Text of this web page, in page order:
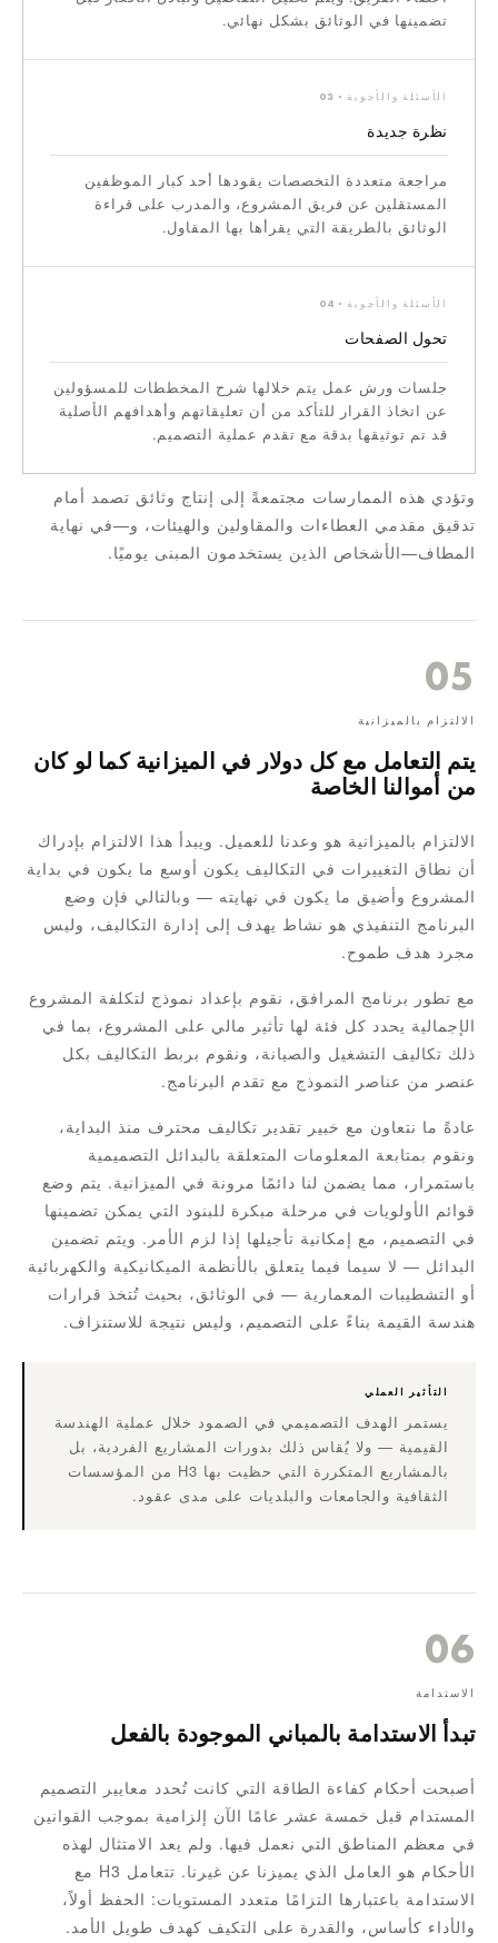
تضمينها في الوثائق بشكل نهائي.
الأسئلة والأجوبة · 03
نظرة جديدة
مراجعة متعددة التخصصات يقودها أحد كبار الموظفين
المستقلين عن فريق المشروع، والمدرب على قراءة
الوثائق بالطريقة التي يقرأها بها المقاول.
الأسئلة والأجوبة · 04
تحول الصفحات
جلسات ورش عمل يتم خلالها شرح المخططات للمسؤولين
عن اتخاذ القرار للتأكد من أن تعليقاتهم وأهدافهم الأصلية
قد تم توثيقها بدقة مع تقدم عملية التصميم.
وتؤدي هذه الممارسات مجتمعةً إلى إنتاج وثائق تصمد أمام
تدقيق مقدمي العطاءات والمقاولين والهيئات، و—في نهاية
المطاف—الأشخاص الذين يستخدمون المبنى يوميًا.
05
الالتزام بالميزانية
يتم التعامل مع كل دولار في الميزانية كما لو كان
من أموالنا الخاصة
الالتزام بالميزانية هو وعدنا للعميل. ويبدأ هذا الالتزام بإدراك
أن نطاق التغييرات في التكاليف يكون أوسع ما يكون في بداية
المشروع وأضيق ما يكون في نهايته — وبالتالي فإن وضع
البرنامج التنفيذي هو نشاط يهدف إلى إدارة التكاليف، وليس
مجرد هدف طموح.
مع تطور برنامج المرافق، نقوم بإعداد نموذج لتكلفة المشروع
الإجمالية يحدد كل فئة لها تأثير مالي على المشروع، بما في
ذلك تكاليف التشغيل والصيانة، ونقوم بربط التكاليف بكل
عنصر من عناصر النموذج مع تقدم البرنامج.
عادةً ما نتعاون مع خبير تقدير تكاليف محترف منذ البداية،
ونقوم بمتابعة المعلومات المتعلقة بالبدائل التصميمية
باستمرار، مما يضمن لنا دائمًا مرونة في الميزانية. يتم وضع
قوائم الأولويات في مرحلة مبكرة للبنود التي يمكن تضمينها
في التصميم، مع إمكانية تأجيلها إذا لزم الأمر. ويتم تضمين
البدائل — لا سيما فيما يتعلق بالأنظمة الميكانيكية والكهربائية
أو التشطيبات المعمارية — في الوثائق، بحيث تُتخذ قرارات
هندسة القيمة بناءً على التصميم، وليس نتيجة للاستنزاف.
التأثير العملي
يستمر الهدف التصميمي في الصمود خلال عملية الهندسة
القيمية — ولا يُقاس ذلك بدورات المشاريع الفردية، بل
بالمشاريع المتكررة التي حظيت بها H3 من المؤسسات
الثقافية والجامعات والبلديات على مدى عقود.
06
الاستدامة
تبدأ الاستدامة بالمباني الموجودة بالفعل
أصبحت أحكام كفاءة الطاقة التي كانت تُحدد معايير التصميم
المستدام قبل خمسة عشر عامًا الآن إلزامية بموجب القوانين
في معظم المناطق التي نعمل فيها. ولم يعد الامتثال لهذه
الأحكام هو العامل الذي يميزنا عن غيرنا. تتعامل H3 مع
الاستدامة باعتبارها التزامًا متعدد المستويات: الحفظ أولاً،
والأداء كأساس، والقدرة على التكيف كهدف طويل الأمد.